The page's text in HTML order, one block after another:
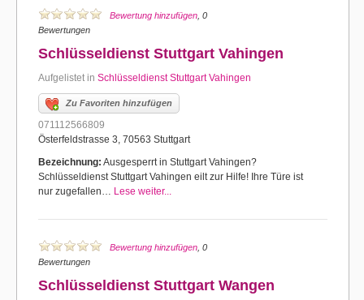
Bewertung hinzufügen , 0
Bewertungen
Schlüsseldienst Stuttgart Vahingen
Aufgelistet in Schlüsseldienst Stuttgart Vahingen
Zu Favoriten hinzufügen
071112566809
Österfeldstrasse 3, 70563 Stuttgart
Bezeichnung: Ausgesperrt in Stuttgart Vahingen?
Schlüsseldienst Stuttgart Vahingen eilt zur Hilfe! Ihre Türe ist
nur zugefallen… Lese weiter...
Bewertung hinzufügen , 0
Bewertungen
Schlüsseldienst Stuttgart Wangen